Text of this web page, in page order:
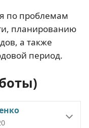
по проблемам
планированию
а также
период.